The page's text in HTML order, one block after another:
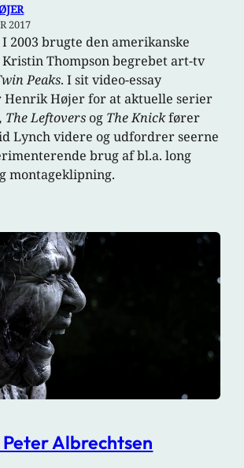
2017
I 2003 brugte den amerikanske
Thompson begrebet art-tv
Peaks. I sit video-essay
Højer for at aktuelle serier
The Leftovers og The Knickfører
Lynch videre og udfordrer seerne
brug af bl.a. long
montageklipning.
Peter Albrechtsen